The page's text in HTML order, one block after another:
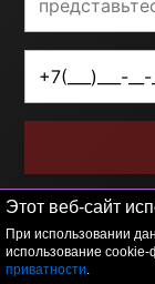
Этот веб-сайт
При использовании
использование
приватности.
Я принимаю